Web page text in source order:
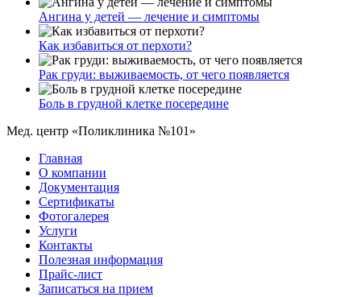
Ангина у детей — лечение и симптомы
Как избавиться от перхоти?
Рак груди: выживаемость, от чего появляется
Боль в грудной клетке посередине
Мед. центр «Поликлиника №101»
Главная
О компании
Документация
Сертификаты
Фотогалерея
Услуги
Контакты
Полезная информация
Прайс-лист
Записаться на прием